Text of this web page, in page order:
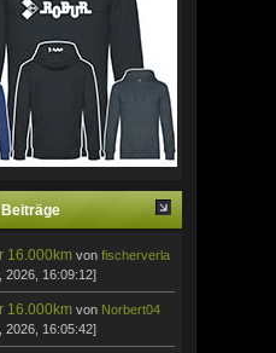
16.000km vonfischerverla
2026, 16:09:12]
16.000km von Norbert04
2026, 16:05:42]